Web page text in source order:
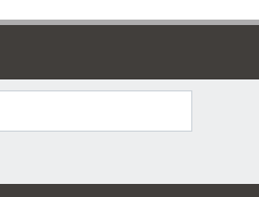
und Risikofaktoren des Burnout-
Methoden. Für betroffene Personen
wollen.